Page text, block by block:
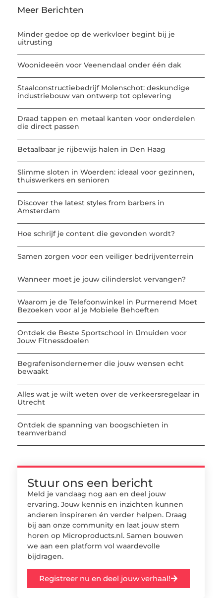
Meer Berichten
Minder gedoe op de werkvloer begint bij je
uitrusting
Woonideeën voor Veenendaal onder één dak
Staalconstructiebedrijf Molenschot: deskundige
industriebouw van ontwerp tot oplevering
Draad tappen en metaal kanten voor onderdelen
die direct passen
Betaalbaar je rijbewijs halen in Den Haag
Slimme sloten in Woerden: ideaal voor gezinnen,
thuiswerkers en senioren
Discover the latest styles from barbers in
Amsterdam
Hoe schrijf je content die gevonden wordt?
Samen zorgen voor een veiliger bedrijventerrein
Wanneer moet je jouw cilinderslot vervangen?
Waarom je de Telefoonwinkel in Purmerend Moet
Bezoeken voor al je Mobiele Behoeften
Ontdek de Beste Sportschool in IJmuiden voor
Jouw Fitnessdoelen
Begrafenisondernemer die jouw wensen echt
bewaakt
Alles wat je wilt weten over de verkeersregelaar in
Utrecht
Ontdek de spanning van boogschieten in
teamverband
Stuur ons een bericht
Meld je vandaag nog aan en deel jouw
ervaring. Jouw kennis en inzichten kunnen
anderen inspireren én verder helpen. Draag
bij aan onze community en laat jouw stem
horen op Microproducts.nl. Samen bouwen
we aan een platform vol waardevolle
bijdragen.
Registreer nu en deel jouw verhaal!